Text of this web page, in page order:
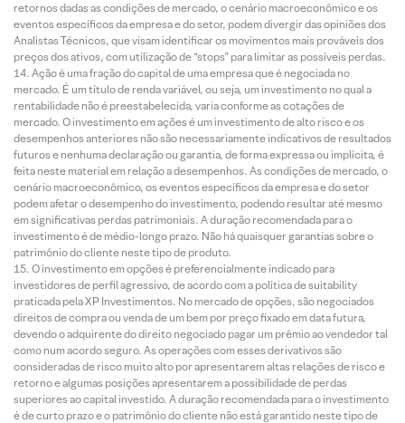
retornos dadas as condições de mercado, o cenário macroeconômico e os
eventos específicos da empresa e do setor, podem divergir das opiniões dos
Analistas Técnicos, que visam identificar os movimentos mais prováveis dos
preços dos ativos, com utilização de “stops” para limitar as possíveis perdas.
Ação é uma fração do capital de uma empresa que é negociada no
mercado. É um título de renda variável, ou seja, um investimento no qual a
rentabilidade não é preestabelecida, varia conforme as cotações de
mercado. O investimento em ações é um investimento de alto risco e os
desempenhos anteriores não são necessariamente indicativos de resultados
futuros e nenhuma declaração ou garantia, de forma expressa ou implícita, é
feita neste material em relação a desempenhos. As condições de mercado, o
cenário macroeconômico, os eventos específicos da empresa e do setor
podem afetar o desempenho do investimento, podendo resultar até mesmo
em significativas perdas patrimoniais. A duração recomendada para o
investimento é de médio-longo prazo. Não há quaisquer garantias sobre o
patrimônio do cliente neste tipo de produto.
O investimento em opções é preferencialmente indicado para
investidores de perfil agressivo, de acordo com a política de suitability
praticada pela XP Investimentos. No mercado de opções, são negociados
direitos de compra ou venda de um bem por preço fixado em data futura,
devendo o adquirente do direito negociado pagar um prêmio ao vendedor tal
como num acordo seguro. As operações com esses derivativos são
consideradas de risco muito alto por apresentarem altas relações de risco e
retorno e algumas posições apresentarem a possibilidade de perdas
superiores ao capital investido. A duração recomendada para o investimento
é de curto prazo e o patrimônio do cliente não está garantido neste tipo de